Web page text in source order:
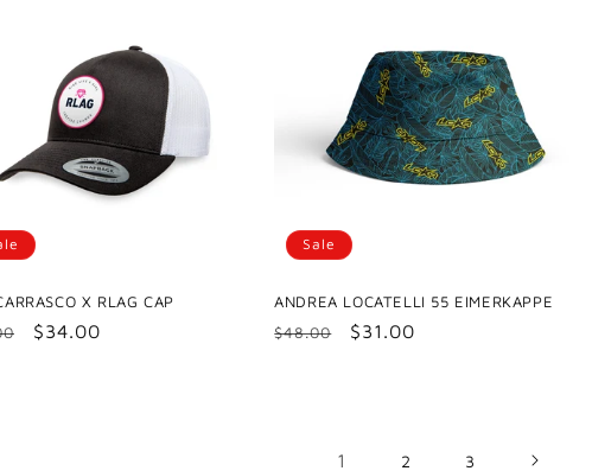
X RLAG CAP
Verkaufspreis
$34.00
Sale
ANDREA LOCATELLI 55 EIMERKAPPE
Normaler
$48.00 Verkaufspreis
$31.00
1 2 3